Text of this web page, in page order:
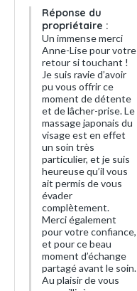
Réponse du
propriétaire :
Un immense merci
Anne-Lise pour votre
retour si touchant !
Je suis ravie d’avoir
pu vous offrir ce
moment de détente
et de lâcher-prise. Le
massage japonais du
visage est en effet
un soin très
particulier, et je suis
heureuse qu’il vous
ait permis de vous
évader
complètement.
Merci également
pour votre confiance,
et pour ce beau
moment d’échange
partagé avant le soin.
Au plaisir de vous